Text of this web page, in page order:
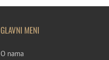
GLAVNI MENI
O nama